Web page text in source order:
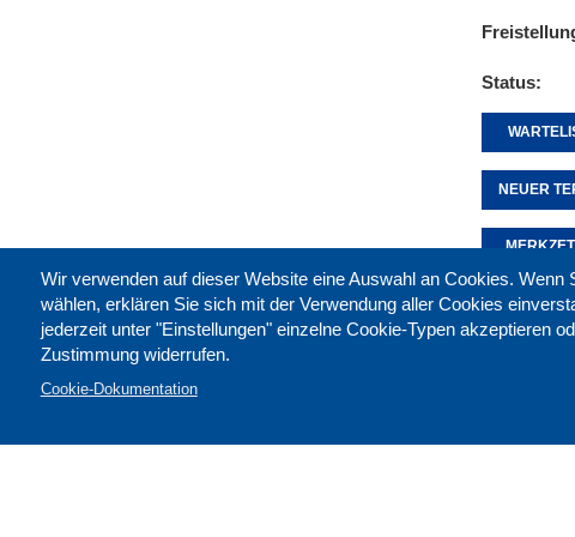
Status
NEUER
Wir verwenden auf dieser Website eine Auswahl an Cookies. Wenn
wählen, erklären Sie sich mit der Verwendung aller Cookies
jederzeit unter "Einstellungen" einzelne Cookie-Typen akzeptieren
Zustimmung widerrufen.
Cookie-Dokumentation
Diese